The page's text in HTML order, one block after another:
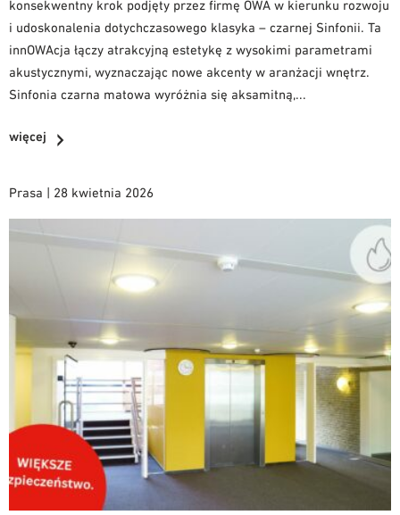
konsekwentny krok podjęty przez firmę OWA w kierunku rozwoju
i udoskonalenia dotychczasowego klasyka – czarnej Sinfonii. Ta
innOWAcja łączy atrakcyjną estetykę z wysokimi parametrami
akustycznymi, wyznaczając nowe akcenty w aranżacji wnętrz.
Sinfonia czarna matowa wyróżnia się aksamitną,...
więcej
Prasa | 28 kwietnia 2026